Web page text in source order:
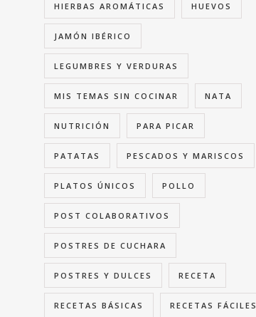
HIERBAS AROMÁTICAS HUEVOS
JAMÓN IBÉRICO
LEGUMBRES Y VERDURAS
MIS TEMAS SIN COCINAR NATA
NUTRICIÓN PARA PICAR
PATATAS PESCADOS Y MARISCOS
PLATOS ÚNICOS POLLO
POST COLABORATIVOS
POSTRES DE CUCHARA
POSTRES Y DULCES RECETA
RECETAS BÁSICAS RECETAS FÁCILES